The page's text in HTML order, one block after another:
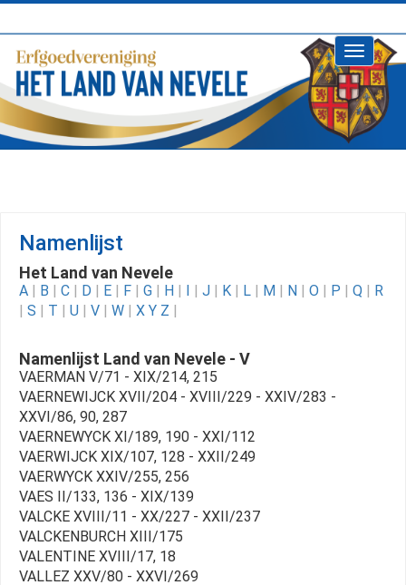
Toggle
Namenlijst
Het Land van Nevele
A | B | C | D | E | F | G | H | I | J | K | L | M | N | O | P | Q | R
| S | T | U | V | W | X Y Z |
Namenlijst Land van Nevele - V
VAERMAN V/71 - XIX/214, 215
VAERNEWIJCK XVII/204 - XVIII/229 - XXIV/283 -
XXVI/86, 90, 287
VAERNEWYCK XI/189, 190 - XXI/112
VAERWIJCK XIX/107, 128 - XXII/249
VAERWYCK XXIV/255, 256
VAES II/133, 136 - XIX/139
VALCKE XVIII/11 - XX/227 - XXII/237
VALCKENBURCH XIII/175
VALENTINE XVIII/17, 18
VALLEZ XXV/80 - XXVI/269